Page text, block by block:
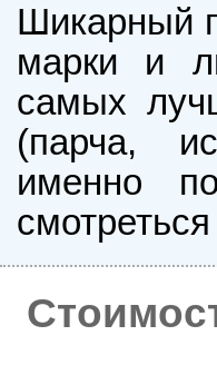
Шикарный
марки и
самых
(парча,
именно